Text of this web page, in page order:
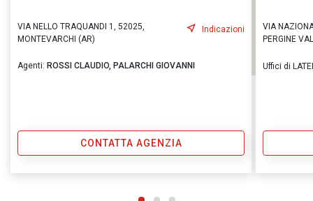
VIA NELLO TRAQUANDI 1, 52025,
MONTEVARCHI (AR)
Indicazioni
Agenti: ROSSI CLAUDIO, PALARCHI GIOVANNI
CONTATTA AGENZIA
VIA
PERGINE
Uffici di